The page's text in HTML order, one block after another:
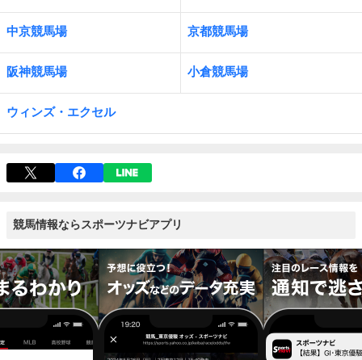
中京競馬場 京都競馬場
阪神競馬場 小倉競馬場
ウィンズ・エクセル
競馬情報ならスポーツナビアプリ